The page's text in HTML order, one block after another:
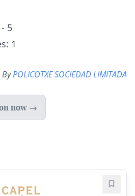
5
1
ByPOLICOTXE SOCIEDAD LIMITADA
now →
Save